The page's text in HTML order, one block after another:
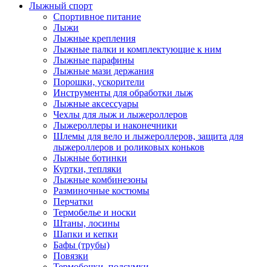
Лыжный спорт
Спортивное питание
Лыжи
Лыжные крепления
Лыжные палки и комплектующие к ним
Лыжные парафины
Лыжные мази держания
Порошки, ускорители
Инструменты для обработки лыж
Лыжные аксессуары
Чехлы для лыж и лыжероллеров
Лыжероллеры и наконечники
Шлемы для вело и лыжероллеров, защита для
лыжероллеров и роликовых коньков
Лыжные ботинки
Куртки, тепляки
Лыжные комбинезоны
Разминочные костюмы
Перчатки
Термобелье и носки
Штаны, лосины
Шапки и кепки
Бафы (трубы)
Повязки